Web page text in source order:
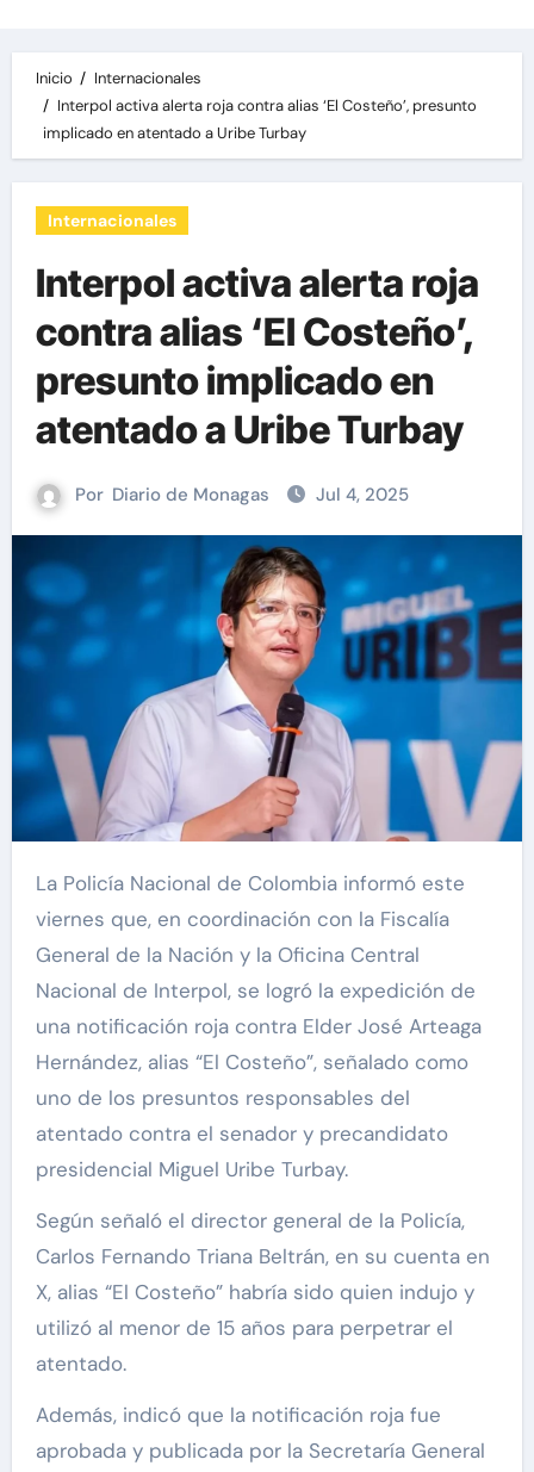
Inicio
Internacionales
Interpol activa alerta roja contra alias ‘El Costeño’, presunto
implicado en atentado a Uribe Turbay
Internacionales
Interpol activa alerta roja
contra alias ‘El Costeño’,
presunto implicado en
atentado a Uribe Turbay
Por Diario de Monagas Jul 4, 2025
La Policía Nacional de Colombia informó este
viernes que, en coordinación con la Fiscalía
General de la Nación y la Oficina Central
Nacional de Interpol, se logró la expedición de
una notificación roja contra Elder José Arteaga
Hernández, alias “El Costeño”, señalado como
uno de los presuntos responsables del
atentado contra el senador y precandidato
presidencial Miguel Uribe Turbay.
Según señaló el director general de la Policía,
Carlos Fernando Triana Beltrán, en su cuenta en
X, alias “El Costeño” habría sido quien indujo y
utilizó al menor de 15 años para perpetrar el
atentado.
Además, indicó que la notificación roja fue
aprobada y publicada por la Secretaría General